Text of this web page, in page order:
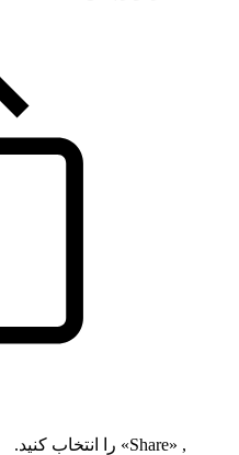
, «Share» را انتخاب کنید.